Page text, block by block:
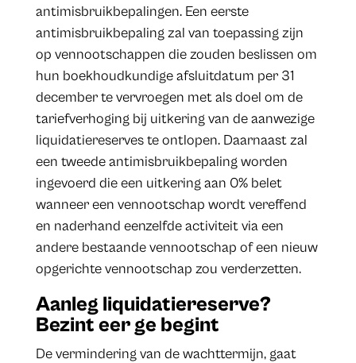
antimisbruikbepalingen. Een eerste
antimisbruikbepaling zal van toepassing zijn
op vennootschappen die zouden beslissen om
hun boekhoudkundige afsluitdatum per 31
december te vervroegen met als doel om de
tariefverhoging bij uitkering van de aanwezige
liquidatiereserves te ontlopen. Daarnaast zal
een tweede antimisbruikbepaling worden
ingevoerd die een uitkering aan 0% belet
wanneer een vennootschap wordt vereffend
en naderhand eenzelfde activiteit via een
andere bestaande vennootschap of een nieuw
opgerichte vennootschap zou verderzetten.
Aanleg liquidatiereserve?
Bezint eer ge begint
De vermindering van de wachttermijn, gaat